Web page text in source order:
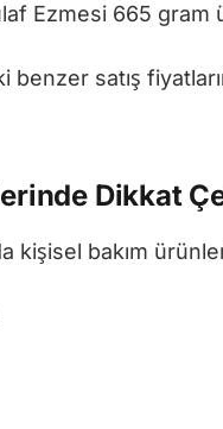
Ezmesi 665 gram
benzer satış
Dikkat
kişisel bakım